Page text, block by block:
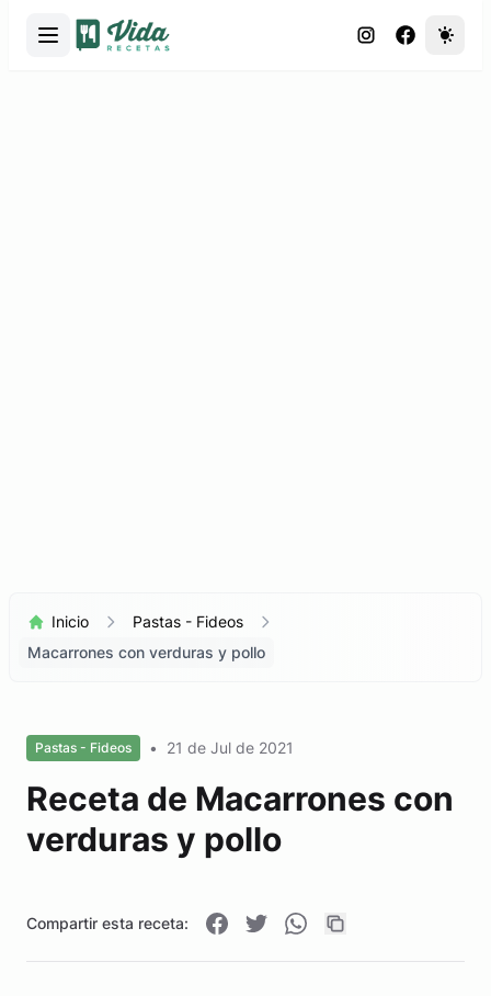
Inicio
Pastas - Fideos
Macarrones con verduras y pollo
Pastas - Fideos • 21 de Jul de 2021
Receta de Macarrones con
verduras y pollo
Compartir esta receta: